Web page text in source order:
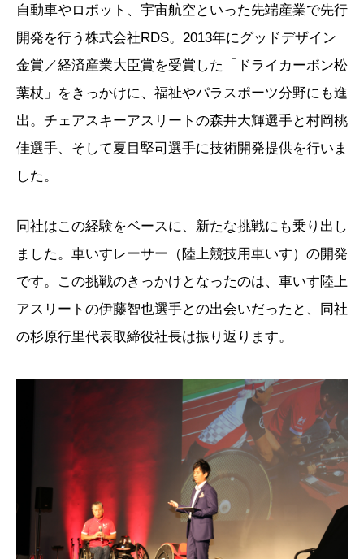
自動車やロボット、宇宙航空といった先端産業で先行
開発を行う株式会社RDS。2013年にグッドデザイン
金賞／経済産業大臣賞を受賞した「ドライカーボン松
葉杖」をきっかけに、福祉やパラスポーツ分野にも進
出。チェアスキーアスリートの森井大輝選手と村岡桃
佳選手、そして夏目堅司選手に技術開発提供を行いま
した。
同社はこの経験をベースに、新たな挑戦にも乗り出し
ました。車いすレーサー（陸上競技用車いす）の開発
です。この挑戦のきっかけとなったのは、車いす陸上
アスリートの伊藤智也選手との出会いだったと、同社
の杉原行里代表取締役社長は振り返ります。